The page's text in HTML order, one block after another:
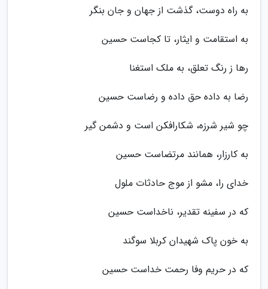
به راه دوست، گذشت از جهان و جان بنگر
به استقامت و ایثار، تا کجاست حسین
رها ز رنگ تعلق، به ملک استغنا
رضا به داده حق داده و رضاست حسین
چو شیر شرزه، شکارافکن است و دشمن گیر
به کارزار، همانند مرتضاست حسین
خدای را، مشو از موج حادثات ملول
که در سفینه تقدیر، ناخداست حسین
به خون پاک شهیدان کربلا سوگند
که در حریم وفا رحمت خداست حسین